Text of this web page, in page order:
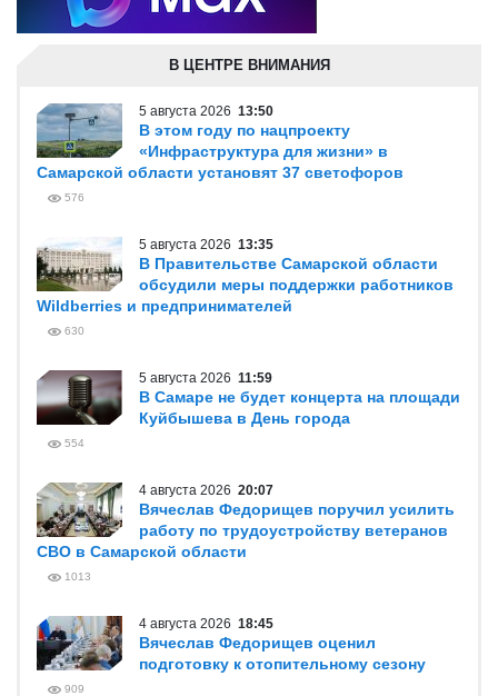
В ЦЕНТРЕ ВНИМАНИЯ
5 августа 2026 13:50
В этом году по нацпроекту
«Инфраструктура для жизни» в
Самарской области установят 37 светофоров
576
5 августа 2026 13:35
В Правительстве Самарской области
обсудили меры поддержки работников
Wildberries и предпринимателей
630
5 августа 2026 11:59
В Самаре не будет концерта на площади
Куйбышева в День города
554
4 августа 2026 20:07
Вячеслав Федорищев поручил усилить
работу по трудоустройству ветеранов
СВО в Самарской области
1013
4 августа 2026 18:45
Вячеслав Федорищев оценил
подготовку к отопительному сезону
909